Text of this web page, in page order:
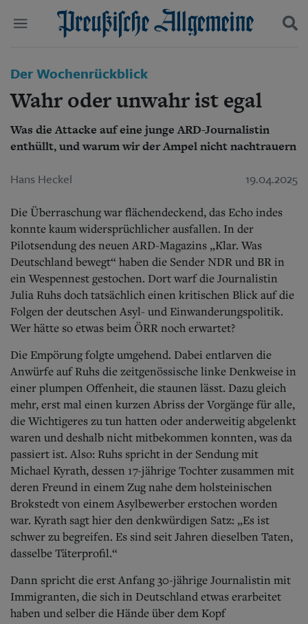
Start
Wer wir sind
Aktuelle Ausgabe
Abonnenten-Login
Abo Prämien
Archiv
Mediadaten
Politik
Wirtschaft
Gesellschaft
Leben
Berlin-Brandenburg
Schlesien
Danzig und Westpreußen
Bücher
Kontakt
Impressum
Datenschutz
Suchen und finden
Der Wochenrückblick
Wahr oder unwahr ist egal
Was die Attacke auf eine junge ARD-Journalistin
enthüllt, und warum wir der Ampel nicht nachtrauern
Hans Heckel 19.04.2025
Die Überraschung war flächendeckend, das Echo indes
konnte kaum widersprüchlicher ausfallen. In der
Pilotsendung des neuen ARD-Magazins „Klar. Was
Deutschland bewegt“ haben die Sender NDR und BR in
ein Wespennest gestochen. Dort warf die Journalistin
Julia Ruhs doch tatsächlich einen kritischen Blick auf die
Folgen der deutschen Asyl- und Einwanderungspolitik.
Wer hätte so etwas beim ÖRR noch erwartet?
Die Empörung folgte umgehend. Dabei entlarven die
Anwürfe auf Ruhs die zeitgenössische linke Denkweise in
einer plumpen Offenheit, die staunen lässt. Dazu gleich
mehr, erst mal einen kurzen Abriss der Vorgänge für alle,
die Wichtigeres zu tun hatten oder anderweitig abgelenkt
waren und deshalb nicht mitbekommen konnten, was da
passiert ist. Also: Ruhs spricht in der Sendung mit
Michael Kyrath, dessen 17-jährige Tochter zusammen mit
deren Freund in einem Zug nahe dem holsteinischen
Brokstedt von einem Asylbewerber erstochen worden
war. Kyrath sagt hier den denkwürdigen Satz: „Es ist
schwer zu begreifen. Es sind seit Jahren dieselben Taten,
dasselbe Täterprofil.“
Dann spricht die erst Anfang 30-jährige Journalistin mit
Immigranten, die sich in Deutschland etwas erarbeitet
haben und selber die Hände über dem Kopf